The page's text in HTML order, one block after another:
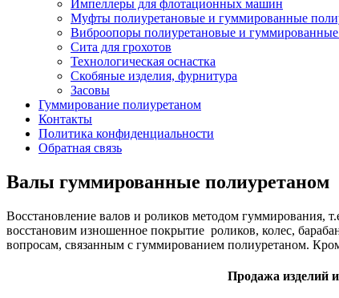
Импеллеры для флотационных машин
Муфты полиуретановые и гуммированные
Виброопоры полиуретановые и
Сита для грохотов
Технологическая оснастка
Скобяные изделия, фурнитура
Засовы
Гуммирование полиуретаном
Контакты
Политика конфиденциальности
Обратная связь
Валы гуммированные полиуретаном
Восстановление валов и роликов методом гуммирования,
восстановим изношенное покрытие роликов, колес,
вопросам, связанным с гуммированием полиуретаном.
Продажа изделий